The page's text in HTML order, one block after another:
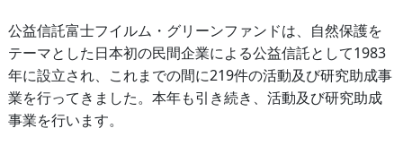
公益信託富士フイルム・グリーンファンドは、自然保護を
テーマとした日本初の民間企業による公益信託として1983
年に設立され、これまでの間に219件の活動及び研究助成事
業を行ってきました。本年も引き続き、活動及び研究助成
事業を行います。